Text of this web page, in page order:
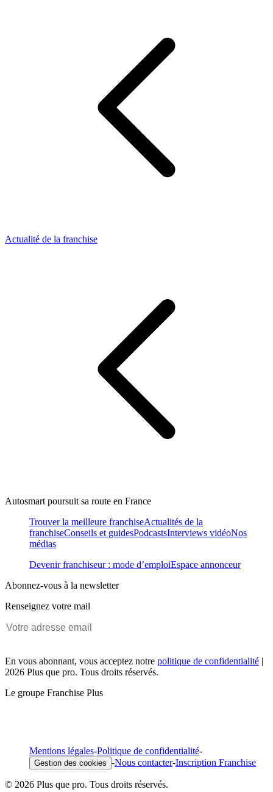
Actualité de la franchise
Autosmart poursuit sa route en France
Trouver la meilleure franchiseActualités de la
franchiseConseils et guidesPodcastsInterviews vidéoNos
médias
Devenir franchiseur : mode d’emploiEspace annonceur
Abonnez-vous à la newsletter
Renseignez votre mail
En vous abonnant, vous acceptez notre politique de confidentialité |
2026 Plus que pro. Tous droits réservés.
Le groupe Franchise Plus
Mentions légales-Politique de confidentialité-
Gestion des cookies -Nous contacter-Inscription Franchise
© 2026 Plus que pro. Tous droits réservés.